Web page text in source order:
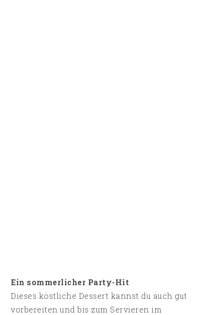
Ein sommerlicher Party-Hit
Dieses köstliche Dessert kannst du auch gut
vorbereiten und bis zum Servieren im